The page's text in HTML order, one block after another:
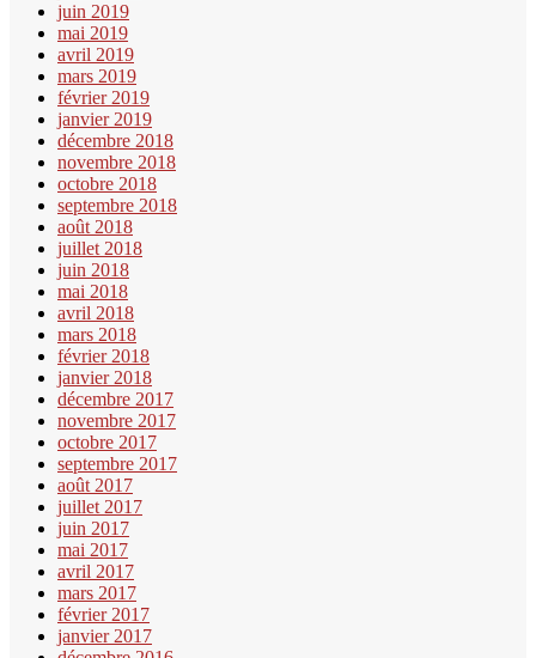
juin 2019
mai 2019
avril 2019
mars 2019
février 2019
janvier 2019
décembre 2018
novembre 2018
octobre 2018
septembre 2018
août 2018
juillet 2018
juin 2018
mai 2018
avril 2018
mars 2018
février 2018
janvier 2018
décembre 2017
novembre 2017
octobre 2017
septembre 2017
août 2017
juillet 2017
juin 2017
mai 2017
avril 2017
mars 2017
février 2017
janvier 2017